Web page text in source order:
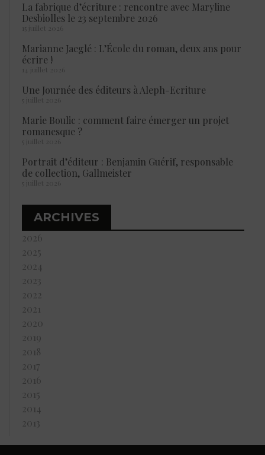
La fabrique d’écriture : rencontre avec Maryline
Desbiolles le 23 septembre 2026
15 juillet 2026
Marianne Jaeglé : L’École du roman, deux ans pour
écrire !
14 juillet 2026
Une Journée des éditeurs à Aleph-Ecriture
5 juillet 2026
Marie Boulic : comment faire émerger un projet
romanesque ?
5 juillet 2026
Portrait d’éditeur : Benjamin Guérif, responsable
de collection, Gallmeister
5 juillet 2026
ARCHIVES
2026
2025
2024
2023
2022
2021
2020
2019
2018
2017
2016
2015
2014
2013